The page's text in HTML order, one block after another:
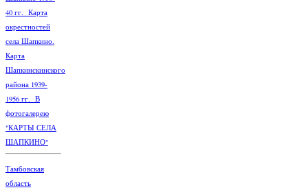
40 гг. Карта
окрестностей
села Шапкино.
Карта
Шапкинскинского
района 1939-
1956 гг. В
фотогалерею
"КАРТЫ СЕЛА
ШАПКИНО"
Тамбовская
область